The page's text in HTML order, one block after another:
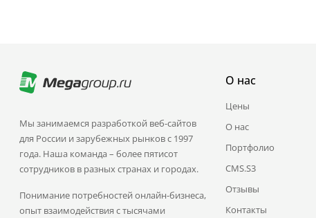
Мы занимаемся разработкой веб-сайтов
для России и зарубежных рынков с 1997
года. Наша команда – более пятисот
сотрудников в разных странах и городах.
Понимание потребностей онлайн-бизнеса,
опыт взаимодействия с тысячами
О нас
Цены
О нас
Портфолио
CMS.S3
Отзывы
Контакты